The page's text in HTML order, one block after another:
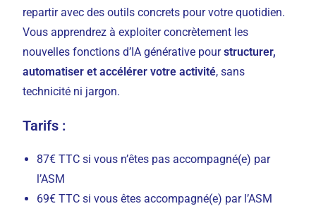
repartir avec des outils concrets pour votre quotidien.
Vous apprendrez à exploiter concrètement les
nouvelles fonctions d’IA générative pourstructurer,
automatiser et accélérer votre activité, sans
technicité ni jargon.
Tarifs :
87€ TTC si vous n’êtes pas accompagné(e) par
l’ASM
69€ TTC si vous êtes accompagné(e) par l’ASM